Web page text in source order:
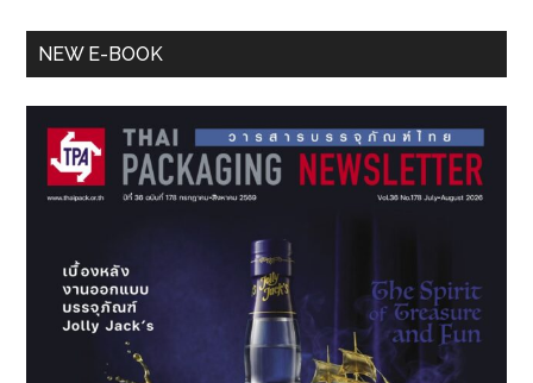
Primary
NEW E-BOOK